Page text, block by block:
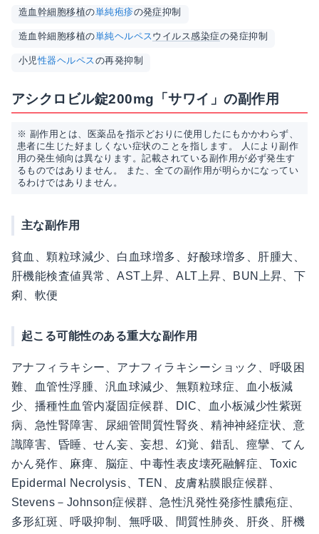
造血幹細胞移植の単純疱疹の発症抑制
造血幹細胞移植の単純ヘルペスウイルス感染症の発症抑制
小児性器ヘルペスの再発抑制
アシクロビル錠200mg「サワイ」の副作用
※ 副作用とは、医薬品を指示どおりに使用したにもかかわらず、
患者に生じた好ましくない症状のことを指します。 人により副作
用の発生傾向は異なります。記載されている副作用が必ず発生す
るものではありません。 また、全ての副作用が明らかになってい
るわけではありません。
主な副作用
貧血、顆粒球減少、白血球増多、好酸球増多、肝腫大、
肝機能検査値異常、AST上昇、ALT上昇、BUN上昇、下
痢、軟便
起こる可能性のある重大な副作用
アナフィラキシー、アナフィラキシーショック、呼吸困
難、血管性浮腫、汎血球減少、無顆粒球症、血小板減
少、播種性血管内凝固症候群、DIC、血小板減少性紫斑
病、急性腎障害、尿細管間質性腎炎、精神神経症状、意
識障害、昏睡、せん妄、妄想、幻覚、錯乱、痙攣、てん
かん発作、麻痺、脳症、中毒性表皮壊死融解症、Toxic
Epidermal Necrolysis、TEN、皮膚粘膜眼症候群、
Stevens－Johnson症候群、急性汎発性発疹性膿疱症、
多形紅斑、呼吸抑制、無呼吸、間質性肺炎、肝炎、肝機